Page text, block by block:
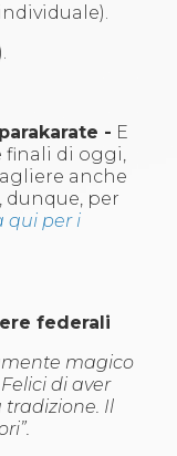
- E
finali di oggi,
anche
dunque, per
qui per i
federali
magico
Felici di aver
Il